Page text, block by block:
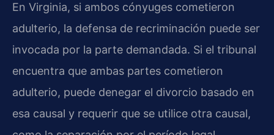
En Virginia, si ambos cónyuges cometieron
adulterio, la defensa de recriminación puede ser
invocada por la parte demandada. Si el tribunal
encuentra que ambas partes cometieron
adulterio, puede denegar el divorcio basado en
esa causal y requerir que se utilice otra causal,